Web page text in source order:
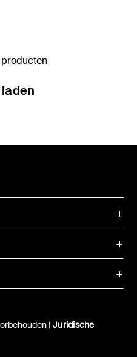
producten
| Juridische